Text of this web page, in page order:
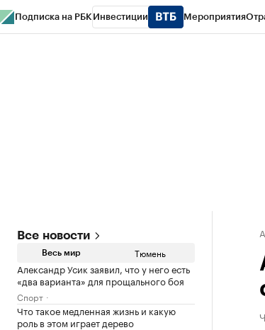
Подписка на РБК Инвестиции Мероприятия
Все новости
Весь мир Тюмень
Александр Усик заявил, что у него есть
«два варианта» для прощального боя
Спорт
Что такое медленная жизнь и какую
роль в этом играет дерево